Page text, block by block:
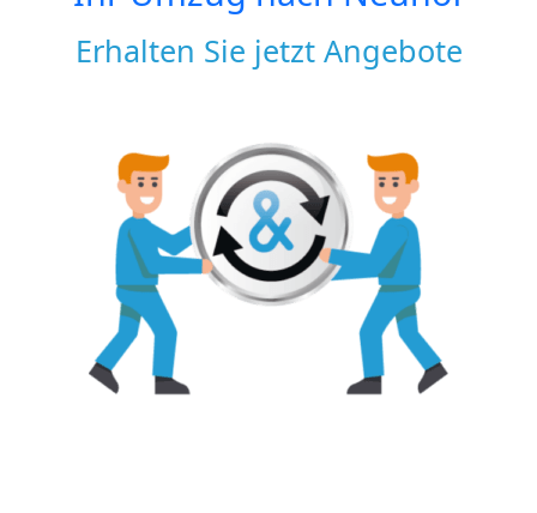
Erhalten Sie jetzt Angebote